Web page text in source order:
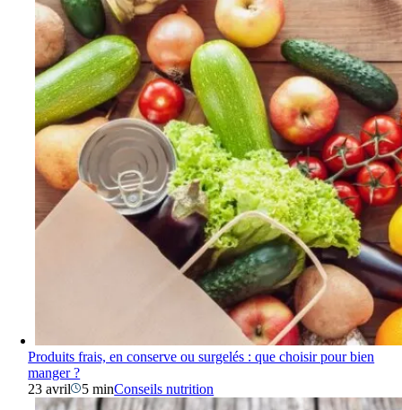
Produits frais, en conserve ou surgelés : que choisir pour bien
manger ?
23 avril
5 minConseils nutrition